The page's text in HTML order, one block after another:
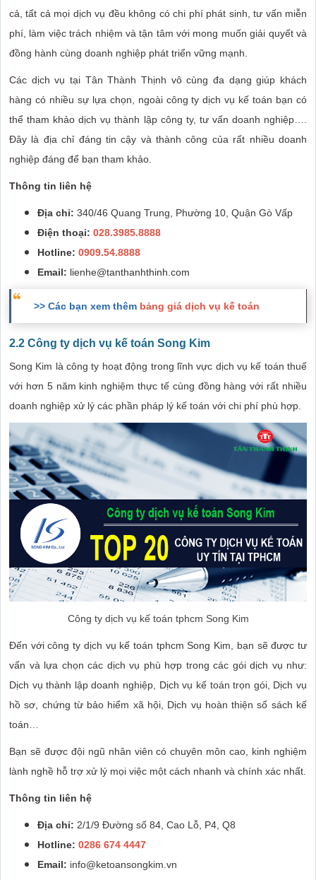
cả, tất cả mọi dịch vụ đều không có chi phí phát sinh, tư vấn miễn
phí, làm việc trách nhiệm và tận tâm với mong muốn giải quyết và
đồng hành cùng doanh nghiệp phát triển vững mạnh.
Các dịch vụ tại Tân Thành Thịnh vô cùng đa dạng giúp khách
hàng có nhiều sự lựa chọn, ngoài công ty dịch vụ kế toán bạn có
thể tham khảo dịch vụ thành lập công ty, tư vấn doanh nghiệp….
Đây là địa chỉ đáng tin cậy và thành công của rất nhiều doanh
nghiệp đáng để bạn tham khảo.
Thông tin liên hệ
Địa chỉ: 340/46 Quang Trung, Phường 10, Quận Gò Vấp
Điện thoại: 028.3985.8888
Hotline: 0909.54.8888
Email: lienhe@tanthanhthinh.com
>> Các bạn xem thêm bảng giá dịch vụ kế toán
2.2 Công ty dịch vụ kế toán Song Kim
Song Kim là công ty hoạt động trong lĩnh vực dịch vụ kế toán thuế
với hơn 5 năm kinh nghiệm thực tế cùng đồng hàng với rất nhiều
doanh nghiệp xử lý các phần pháp lý kế toán với chi phí phù hợp.
Công ty dịch vụ kế toán tphcm Song Kim
Đến với công ty dịch vụ kế toán tphcm Song Kim, bạn sẽ được tư
vấn và lựa chọn các dịch vụ phù hợp trong các gói dịch vụ như:
Dịch vụ thành lập doanh nghiệp, Dịch vụ kế toán trọn gói, Dịch vụ
hồ sơ, chứng từ bảo hiểm xã hội, Dịch vụ hoàn thiện sổ sách kế
toán…
Bạn sẽ được đội ngũ nhân viên có chuyên môn cao, kinh nghiệm
lành nghề hỗ trợ xử lý mọi việc một cách nhanh và chính xác nhất.
Thông tin liên hệ
Địa chỉ: 2/1/9 Đường số 84, Cao Lỗ, P4, Q8
Hotline: 0286 674 4447
Email: info@ketoansongkim.vn